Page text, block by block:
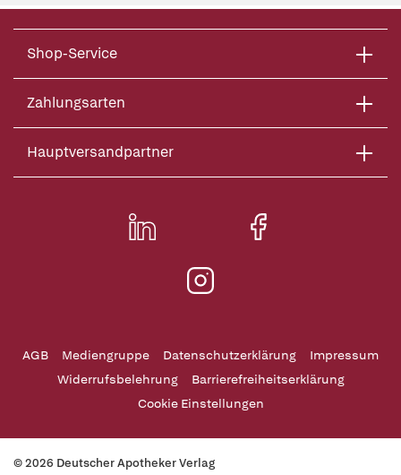
Shop-Service
Zahlungsarten
Hauptversandpartner
AGB Mediengruppe Datenschutzerklärung
Impressum
Widerrufsbelehrung
Barrierefreiheitserklärung
Cookie Einstellungen
© 2026 Deutscher Apotheker Verlag